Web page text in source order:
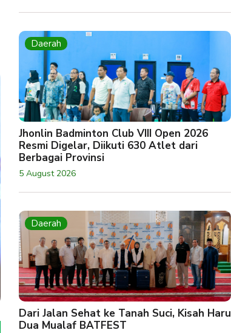
Daerah
Jhonlin Badminton Club VIII Open 2026
Resmi Digelar, Diikuti 630 Atlet dari
Berbagai Provinsi
5 August 2026
Daerah
Dari Jalan Sehat ke Tanah Suci, Kisah Haru
Dua Mualaf BATFEST